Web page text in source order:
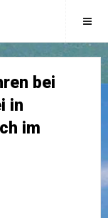
bei
in
im